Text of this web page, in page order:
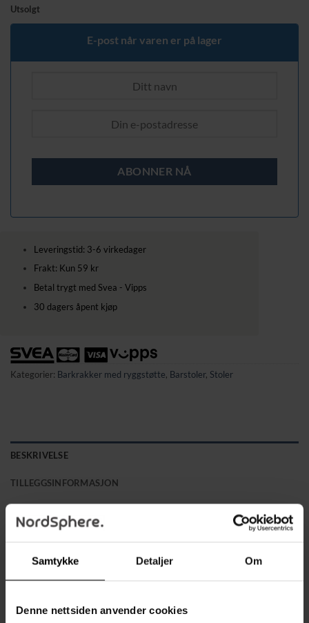
Samtykke Detaljer Om
Denne nettsiden anvender cookies
Utsolgt
E-post når varen er på lager
Leveringstid: 3-6 virkedager
Frakt: Kun 59 kr
Betal trygt med Svea - Vipps
30 dagers åpent kjøp
Kategorier: Barkrakker med ryggstøtte, Barstoler, Stoler
BESKRIVELSE
TILLEGGSINFORMASJON
Industriell stil for ditt hjem
Gi kjøkkenet eller spisestuen din et moderne og rustikt preg
og robust svart metall, med et perforert ryggstøtte som gir et